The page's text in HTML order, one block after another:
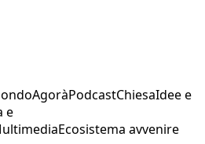
AgoràPodcastChiesaIdee e
e
Ecosistema avvenire